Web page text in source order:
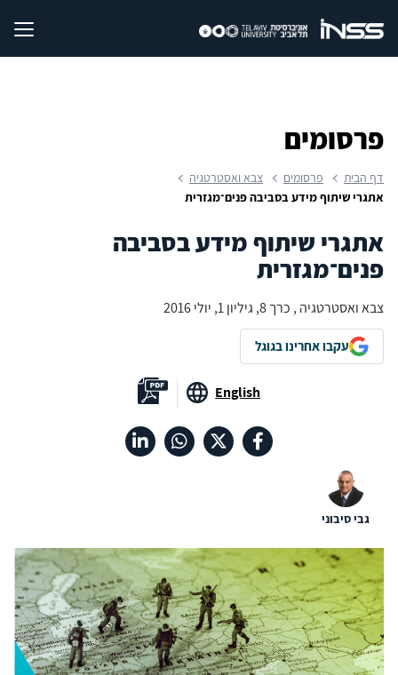
פרסומים
דף הבית פרסומים
צבא ואסטרטגיה
אתגרי שיתוף מידע בסביבה פנים־מגזרית
אתגרי שיתוף מידע בסביבה
פנים־מגזרית
צבא ואסטרטגיה , כרך 8, גיליון 1, יולי 2016
עקבו אחרינו בגוגל
English
גבי סיבוני